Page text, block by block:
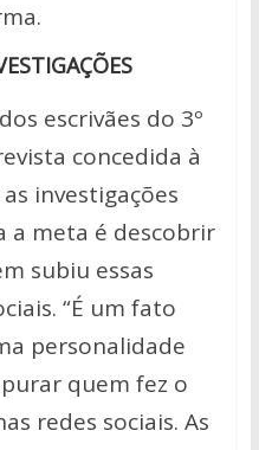
escrivães do 3º
concedida à
investigações
a meta é descobrir
subiu essas
“É um fato
personalidade
quem fez o
redes sociais. As